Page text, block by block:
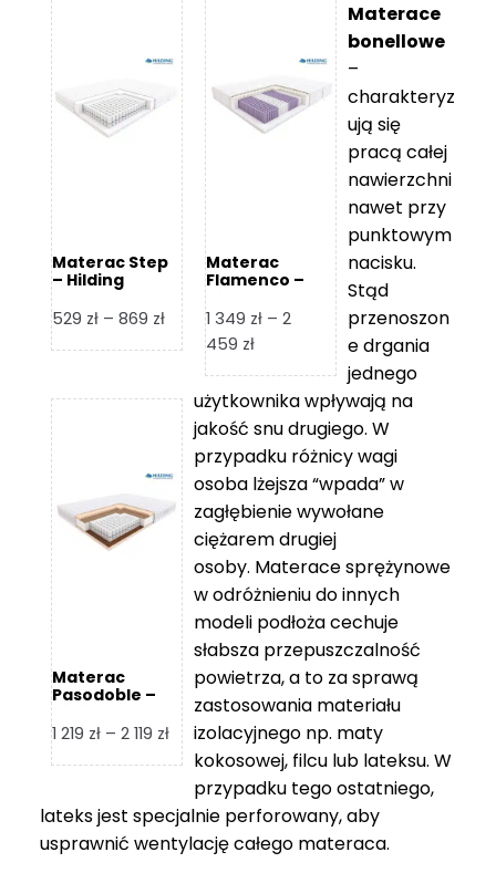
Materac Step
– Hilding
529 zł – 869 złZakres
cen:
529 zł
do
869 zł
Materac
Flamenco –
1 349 zł – 2
459 złZakres
od
1
349 zł
2
459 zł
Materac
Pasodoble –
1 219 zł – 2 119 złZakres
cen:
1
219 zł
do
Materace
bonellowe
–
charakteryz
ują się
pracą całej
nawierzchni
nawet przy
punktowym
nacisku.
Stąd
przenoszon
e drgania
jednego
użytkownika wpływają na
jakość snu drugiego. W
przypadku różnicy wagi
osoba lżejsza “wpada” w
zagłębienie wywołane
ciężarem drugiej
osoby. Materace sprężynowe
w odróżnieniu do innych
modeli podłoża cechuje
słabsza przepuszczalność
powietrza, a to za sprawą
zastosowania materiału
izolacyjnego np. maty
kokosowej, filcu lub lateksu. W
przypadku tego ostatniego,
lateks jest specjalnie perforowany, aby
usprawnić wentylację całego materaca.